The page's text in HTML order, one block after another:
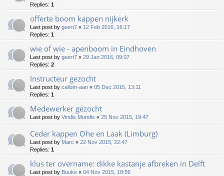
Replies: 1
offerte boom kappen nijkerk
Last post by geert7 « 12 Feb 2016, 16:17
Replies: 1
wie of wie - apenboom in Eindhoven
Last post by geert7 « 29 Jan 2016, 09:07
Replies: 2
Instructeur gezocht
Last post by callum-aan « 05 Dec 2015, 13:11
Replies: 1
Medewerker gezocht
Last post by Viridis Mundis « 25 Nov 2015, 19:47
Ceder kappen Ohe en Laak (Limburg)
Last post by Marc « 22 Nov 2015, 22:47
Replies: 1
klus ter overname: dikke kastanje afbreken in Delft
Last post by Bouke « 04 Nov 2015, 18:56